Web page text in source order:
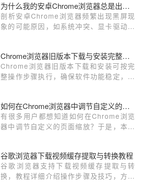
为什么我的安卓Chrome浏览器总是出现黑屏
剖析安卓Chrome浏览器频繁出现黑屏现
象的可能原因，如系统冲突、显卡驱动问
Chrome浏览器旧版本下载与安装完整操作步骤
Chrome浏览器旧版本下载和安装可按完
整操作步骤执行，确保软件功能稳定，便
如何在Chrome浏览器中调节自定义的页面缩放
有很多用户都想知道如何在Chrome浏览
器中调节自定义的页面缩放？于是，本文
谷歌浏览器下载视频缓存提取与转换教程
谷歌浏览器支持下载视频缓存提取与转
换，教程详细介绍操作步骤及技巧，方便